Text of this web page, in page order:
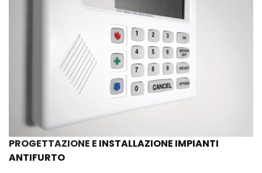
PROGETTAZIONE E INSTALLAZIONE IMPIANTI
ANTIFURTO